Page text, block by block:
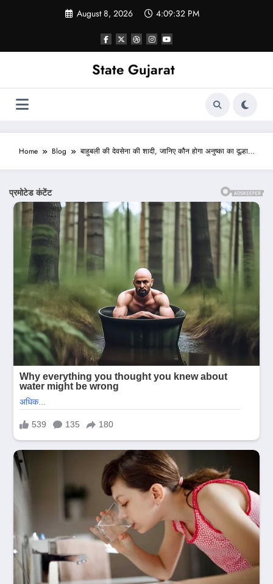
August 8, 2026 4:09:34 PM
State Gujarat
Home Blog बाहुबली की देवसेना की शादी, जानिए कौन होगा अनुष्का का दूल्हा…